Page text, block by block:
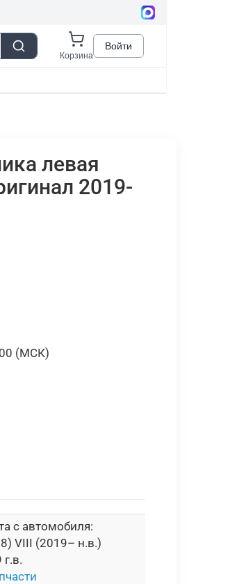
левая
2019-
(МСК)
с автомобиля:
VIII (2019– н.в.)
г.в.